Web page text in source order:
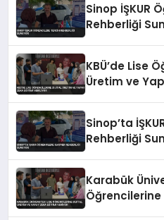
Sinop İŞKUR
Rehberliği
KBÜ’de Lise
Üretim ve
Sinop’ta
Rehberliği
Karabük